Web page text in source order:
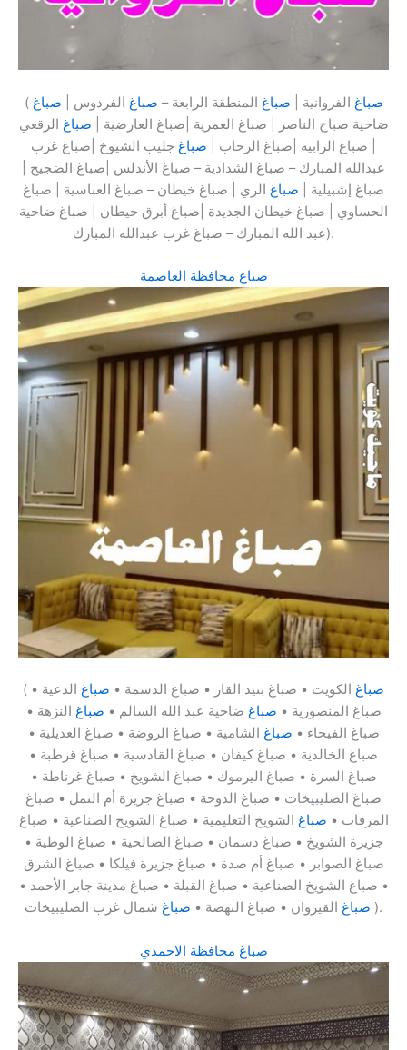
( صباغ الفروانية | صباغ المنطقة الرابعة – صباغ الفردوس | صباغ
ضاحية صباح الناصر | صباغ العمرية |صباغ العارضية | صباغ الرقعي
| صباغ الرابية |صباغ الرحاب | صباغ جليب الشيوخ |صباغ غرب
عبدالله المبارك – صباغ الشدادية – صباغ الأندلس |صباغ الضجيج |
صباغ إشبيلية | صباغ الري | صباغ خيطان – صباغ العباسية | صباغ
الحساوي | صباغ خيطان الجديدة |صباغ أبرق خيطان | صباغ ضاحية
عبد الله المبارك – صباغ غرب عبدالله المبارك).
صباغ محافظة العاصمة
( صباغ الكويت • صباغ بنيد القار • صباغ الدسمة • صباغ الدعية •
صباغ المنصورية • صباغ ضاحية عبد الله السالم • صباغ النزهة •
صباغ الفيحاء • صباغ الشامية • صباغ الروضة • صباغ العديلية •
صباغ الخالدية • صباغ كيفان • صباغ القادسية • صباغ قرطبة •
صباغ السرة • صباغ اليرموك • صباغ الشويخ • صباغ غرناطة •
صباغ الصليبيخات • صباغ الدوحة • صباغ جزيرة أم النمل • صباغ
المرقاب • صباغ الشويخ التعليمية • صباغ الشويخ الصناعية • صباغ
جزيرة الشويخ • صباغ دسمان • صباغ الصالحية • صباغ الوطية •
صباغ الصوابر • صباغ أم صدة • صباغ جزيرة فيلكا • صباغ الشرق
• صباغ الشويخ الصناعية • صباغ القبلة • صباغ مدينة جابر الأحمد •
صباغ القيروان • صباغ النهضة • صباغ شمال غرب الصليبيخات ).
صباغ محافظة الاحمدي